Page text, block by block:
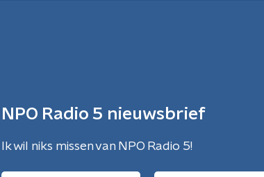
NPO Radio 5 nieuwsbrief
Ik wil niks missen van NPO Radio 5!